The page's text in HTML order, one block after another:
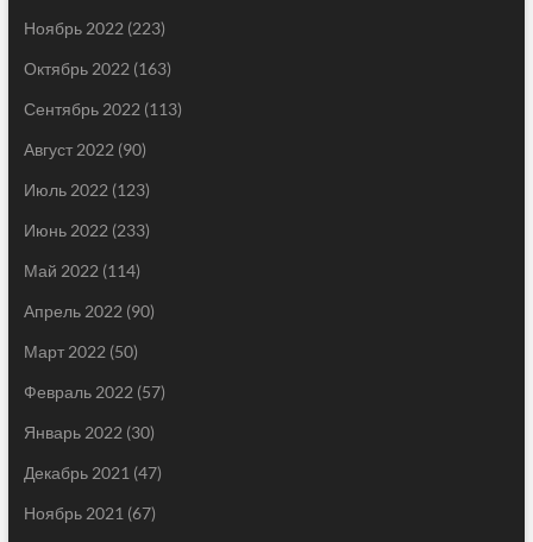
Ноябрь 2022 (223)
Октябрь 2022 (163)
Сентябрь 2022 (113)
Август 2022 (90)
Июль 2022 (123)
Июнь 2022 (233)
Май 2022 (114)
Апрель 2022 (90)
Март 2022 (50)
Февраль 2022 (57)
Январь 2022 (30)
Декабрь 2021 (47)
Ноябрь 2021 (67)